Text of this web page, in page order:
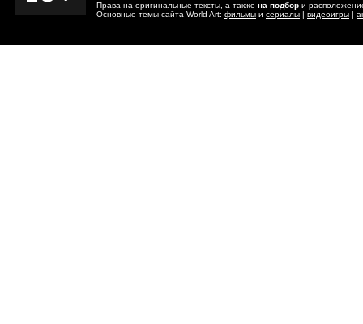
Права на оригинальные тексты, а также на подбор и
Основные темы сайта World Art: фильмы и сериалы | видеоигры |